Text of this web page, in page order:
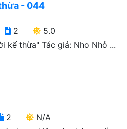
- 044
2
5.0
kế thừa" Tác giả: Nho Nhỏ ...
2
N/A